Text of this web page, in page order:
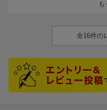
も
全16件の